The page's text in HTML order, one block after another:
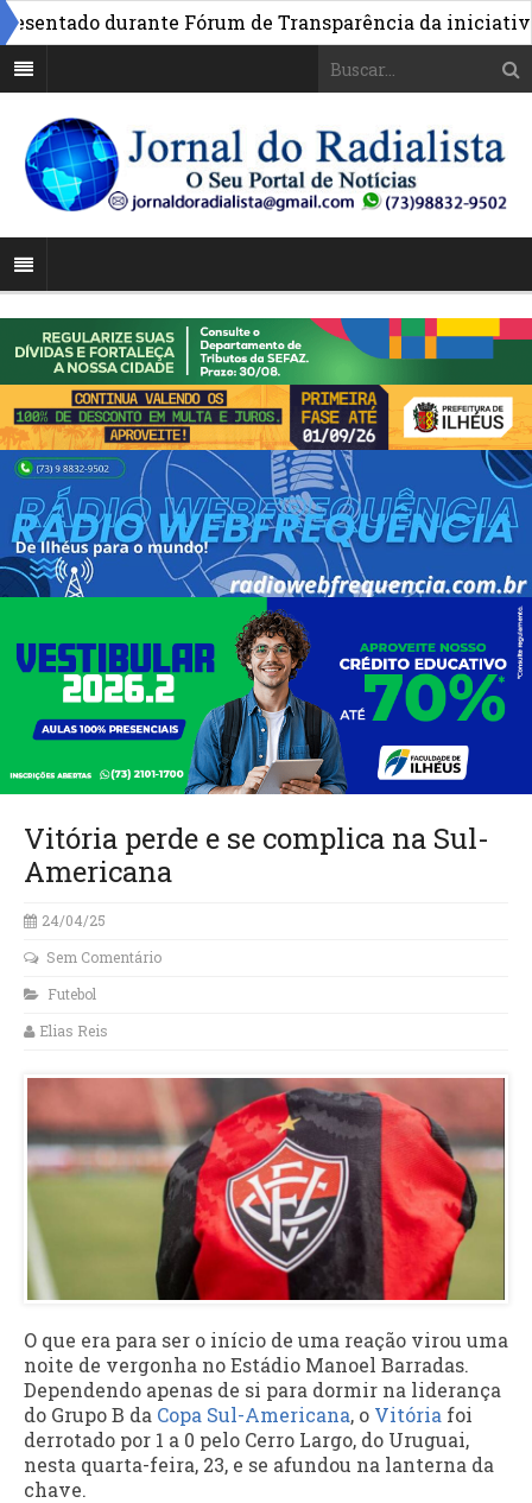
durante Fórum de Transparência da iniciativa
Vitória perde e se complica na Sul-
Americana
24/04/25
Sem Comentário
Futebol
Elias Reis
O que era para ser o início de uma reação virou uma
noite de vergonha no Estádio Manoel Barradas.
Dependendo apenas de si para dormir na liderança
do Grupo B da Copa Sul-Americana, o Vitória foi
derrotado por 1 a 0 pelo Cerro Largo, do Uruguai,
nesta quarta-feira, 23, e se afundou na lanterna da
chave.